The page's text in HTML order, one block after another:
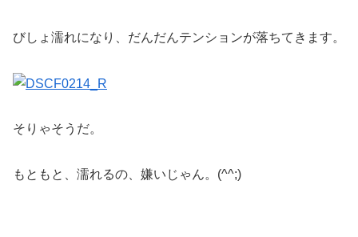
びしょ濡れになり、だんだんテンションが落ちてきます。
そりゃそうだ。
もともと、濡れるの、嫌いじゃん。(^^;)